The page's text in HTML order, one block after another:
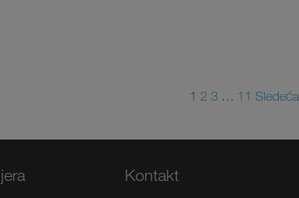
1 2 3 … 11 Sledeća
Kontakt